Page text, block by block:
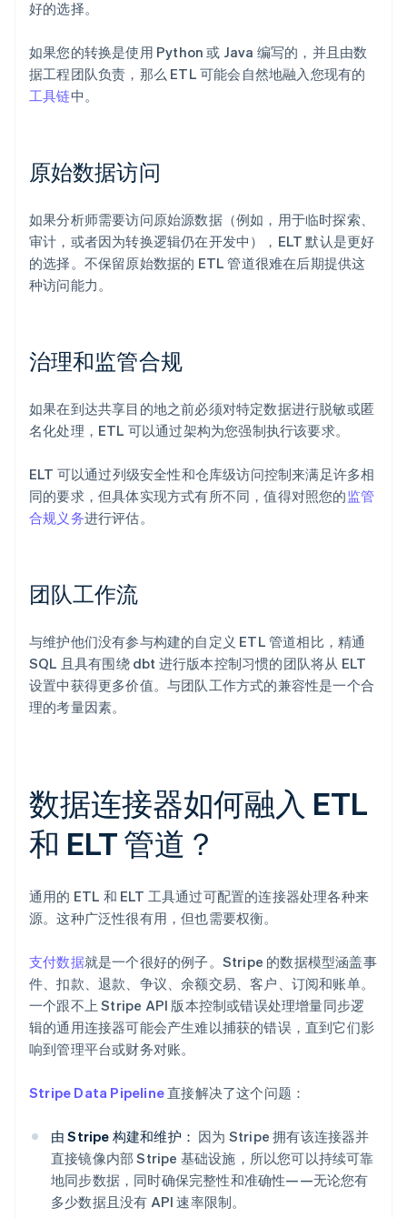
好的选择。
如果您的转换是使用 Python 或 Java 编写的，并且由数
据工程团队负责，那么 ETL 可能会自然地融入您现有的
工具链中。
原始数据访问
如果分析师需要访问原始源数据（例如，用于临时探索、
审计，或者因为转换逻辑仍在开发中），ELT 默认是更好
的选择。不保留原始数据的 ETL 管道很难在后期提供这
种访问能力。
治理和监管合规
如果在到达共享目的地之前必须对特定数据进行脱敏或匿
名化处理，ETL 可以通过架构为您强制执行该要求。
ELT 可以通过列级安全性和仓库级访问控制来满足许多相
同的要求，但具体实现方式有所不同，值得对照您的监管
合规义务进行评估。
团队工作流
与维护他们没有参与构建的自定义 ETL 管道相比，精通
SQL 且具有围绕 dbt 进行版本控制习惯的团队将从 ELT
设置中获得更多价值。与团队工作方式的兼容性是一个合
理的考量因素。
数据连接器如何融入 ETL
和 ELT 管道？
通用的 ETL 和 ELT 工具通过可配置的连接器处理各种来
源。这种广泛性很有用，但也需要权衡。
支付数据就是一个很好的例子。Stripe 的数据模型涵盖事
件、扣款、退款、争议、余额交易、客户、订阅和账单。
一个跟不上 Stripe API 版本控制或错误处理增量同步逻
辑的通用连接器可能会产生难以捕获的错误，直到它们影
响到管理平台或财务对账。
Stripe Data Pipeline直接解决了这个问题：
由 Stripe 构建和维护： 因为 Stripe 拥有该连接器并
直接镜像内部 Stripe 基础设施，所以您可以持续可靠
地同步数据，同时确保完整性和准确性——无论您有
多少数据且没有 API 速率限制。